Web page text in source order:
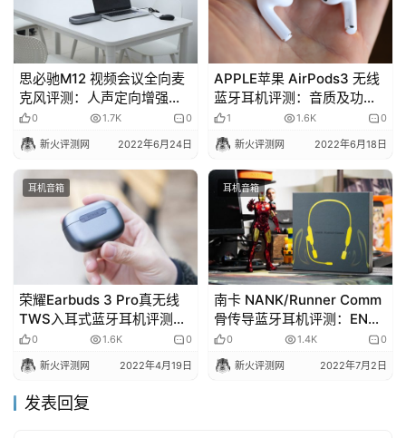
思必驰M12 视频会议全向麦
克风评测：人声定向增强，
深度降噪，3喇叭单元澎湃音
质！
0 1.7K 0
新火评测网 2022年6月24日
APPLE苹果 AirPods3 无线
蓝牙耳机评测：音质及功能
很nice，让我爱不释手！
1 1.6K 0
新火评测网 2022年6月18日
耳机音箱
荣耀Earbuds 3 Pro真无线
TWS入耳式蓝牙耳机评测：
智慧降噪 体温监测 双连接
无线快充！
0 1.6K 0
新火评测网 2022年4月19日
耳机音箱
南卡 NANK/Runner Comm
骨传导蓝牙耳机评测：ENC
双麦通话降噪、定制蓝牙5.2
芯片！
0 1.4K 0
新火评测网 2022年7月2日
发表回复